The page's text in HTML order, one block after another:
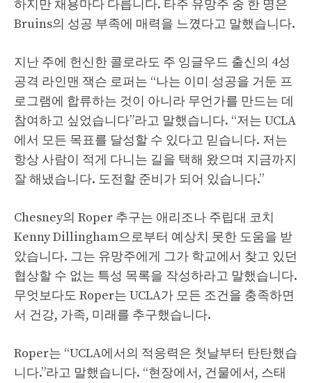
하지만 채용마다 다릅니다. 타주 유망주 중 한 명은
Bruins의 성공 부족에 매력을 느꼈다고 말했습니다.
지난 주에 헌신한 콜로라도 주 잉글우드 출신의 4성
공격 라인맨 잭슨 로퍼는 “나는 이미 성공을 거둔 프
로그램에 합류하는 것이 아니라 무언가를 만드는 데
참여하고 싶었습니다”라고 말했습니다. “저는 UCLA
에서 모든 목표를 달성할 수 있다고 믿습니다. 저는
항상 사람이 적게 다니는 길을 택해 왔으며 지금까지
잘 해냈습니다. 도전할 준비가 되어 있습니다.”
Chesney의 Roper 추구는 애리조나 주립대 코치
Kenny Dillingham으로부터 예상치 못한 도움을 받
았습니다. 그는 유망주에게 그가 학교에서 찾고 있던
협상할 수 없는 특성 목록을 작성하라고 말했습니다.
무엇보다도 Roper는 UCLA가 모든 조건을 충족하면
서 건강, 가족, 미래를 추구했습니다.
Roper는 “UCLA에서의 적응력은 첫날부터 탄탄했습
니다.”라고 말했습니다. “현장에서, 건물에서, 스태